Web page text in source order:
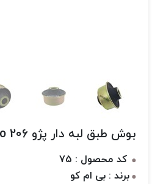
بوش طبق لبه دار پژو 206 B.mco
کد محصول : 75
برند : بی ام کو